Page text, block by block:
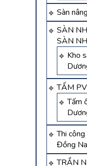
Sàn
SÀN
SÀN
Kho
TẤM
Tấm
Thi
Đồng
TRẦN